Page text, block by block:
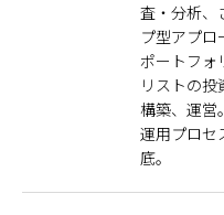
査・分析、
プ型アプロ
ポートフォ
リストの
構築、運営。
運用プロセ
底。